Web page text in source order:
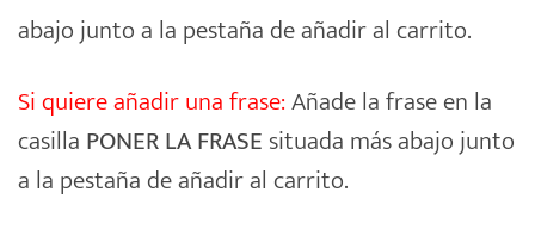
abajo junto a la pestaña de añadir al carrito.
Si quiere añadir una frase:Añade la frase en la
casilla PONER LA FRASE situada más abajo junto
a la pestaña de añadir al carrito.